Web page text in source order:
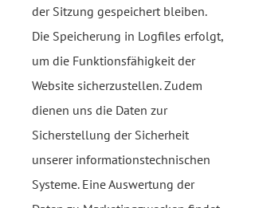
der Sitzung gespeichert bleiben.
Die Speicherung in Logfiles erfolgt,
um die Funktionsfähigkeit der
Website sicherzustellen. Zudem
dienen uns die Daten zur
Sicherstellung der Sicherheit
unserer informationstechnischen
Systeme. Eine Auswertung der